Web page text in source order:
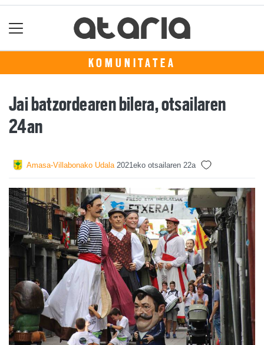
KOMUNITATEA
Jai batzordearen bilera, otsailaren
24an
Amasa-Villabonako Udala 2021eko otsailaren 22a